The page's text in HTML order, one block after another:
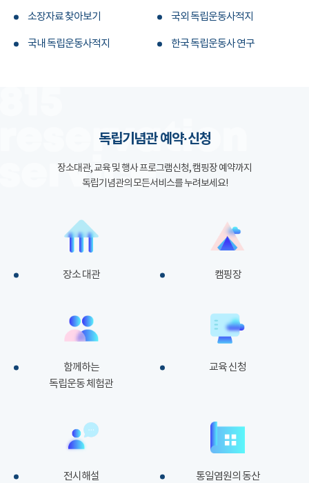
소장자료 찾아보기 국외 독립운동사적지
국내 독립운동사적지 한국 독립운동사 연구
독립기념관 예약·신청
장소대관, 교육 및 행사 프로그램신청, 캠핑장 예약까지
독립기념관의 모든서비스를 누려보세요!
장소 대관 캠핑장
함께하는
독립운동 체험관
교육 신청
전시해설
통일염원의 동산